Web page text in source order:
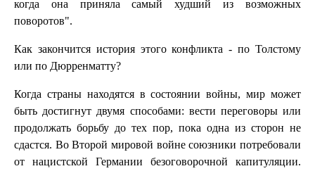
когда она приняла самый худший из возможных
поворотов".
Как закончится история этого конфликта - по Толстому
или по Дюрренматту?
Когда страны находятся в состоянии войны, мир может
быть достигнут двумя способами: вести переговоры или
продолжать борьбу до тех пор, пока одна из сторон не
сдастся. Во Второй мировой войне союзники потребовали
от нацистской Германии безоговорочной капитуляции.